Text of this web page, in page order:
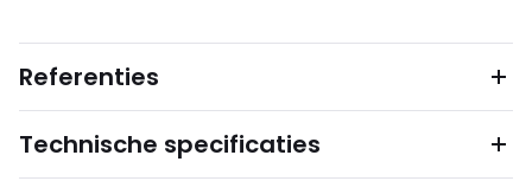
Referenties
Technische specificaties